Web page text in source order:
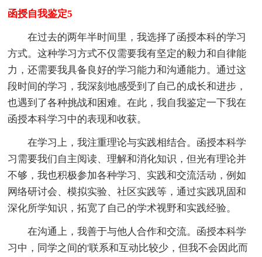
函授自我鉴定5
在过去的两年半时间里，我选择了函授本科的学习
方式。这种学习方式不仅需要我有坚定的毅力和自律能
力，还需要我具备良好的学习能力和沟通能力。通过这
段时间的学习，我深刻地感受到了自己的成长和进步，
也遇到了各种挑战和困难。在此，我自我鉴定一下我在
函授本科学习中的表现和收获。
在学习上，我注重理论与实践相结合。函授本科学
习需要我们自主阅读、理解和消化知识，但光有理论并
不够，我也积极参加各种学习、实践和交流活动，例如
网络研讨会、模拟实验、社区实践等，通过实践巩固和
深化所学知识，拓宽了自己的学术视野和实践经验。
在沟通上，我善于与他人合作和交流。函授本科学
习中，同学之间的'联系和互动比较少，但我不会因此而